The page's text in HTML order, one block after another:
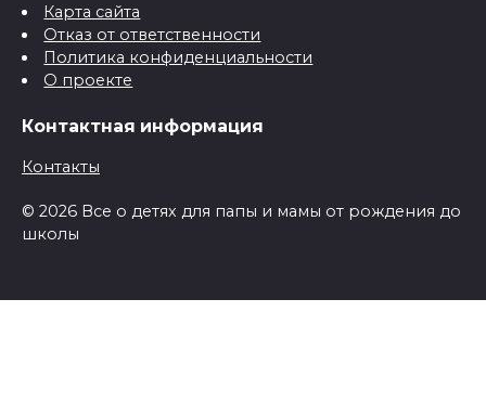
Карта сайта
Отказ от ответственности
Политика конфиденциальности
О проекте
Контактная информация
Контакты
© 2026 Все о детях для папы и мамы от рождения до
школы